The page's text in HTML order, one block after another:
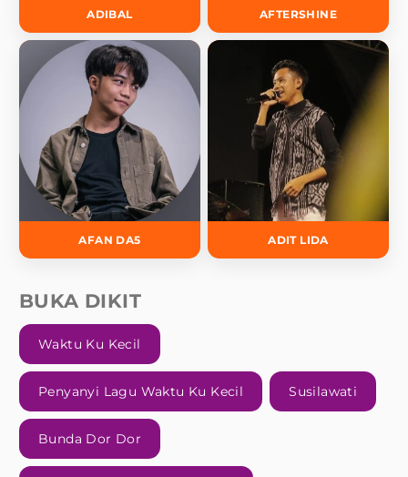
ADIBAL AFTERSHINE
AFAN DA5 ADIT LIDA
BUKA DIKIT
Waktu Ku Kecil
Penyanyi Lagu Waktu Ku Kecil Susilawati
Bunda Dor Dor